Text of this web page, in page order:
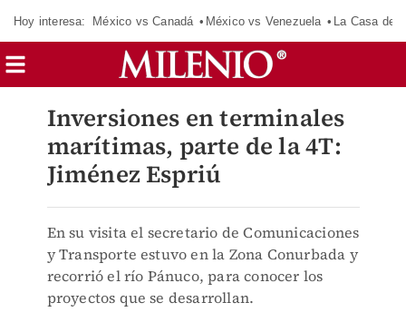
Hoy interesa: México vs Canadá México vs Venezuela La Casa de
Inversiones en terminales
marítimas, parte de la 4T:
Jiménez Espriú
En su visita el secretario de Comunicaciones
y Transporte estuvo en la Zona Conurbada y
recorrió el río Pánuco, para conocer los
proyectos que se desarrollan.